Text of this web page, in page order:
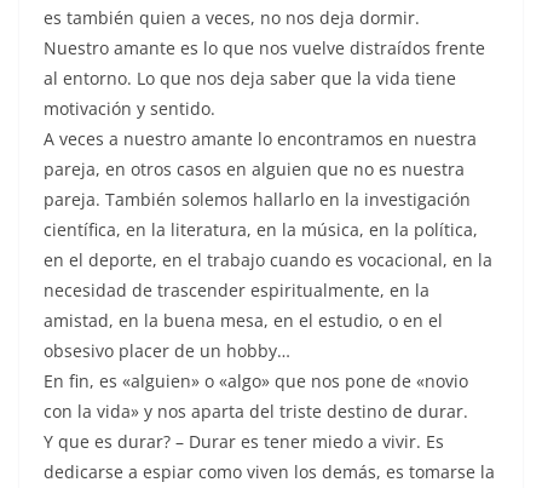
es también quien a veces, no nos deja dormir.
Nuestro amante es lo que nos vuelve distraídos frente
al entorno. Lo que nos deja saber que la vida tiene
motivación y sentido.
A veces a nuestro amante lo encontramos en nuestra
pareja, en otros casos en alguien que no es nuestra
pareja. También solemos hallarlo en la investigación
científica, en la literatura, en la música, en la política,
en el deporte, en el trabajo cuando es vocacional, en la
necesidad de trascender espiritualmente, en la
amistad, en la buena mesa, en el estudio, o en el
obsesivo placer de un hobby…
En fin, es «alguien» o «algo» que nos pone de «novio
con la vida» y nos aparta del triste destino de durar.
Y que es durar? – Durar es tener miedo a vivir. Es
dedicarse a espiar como viven los demás, es tomarse la